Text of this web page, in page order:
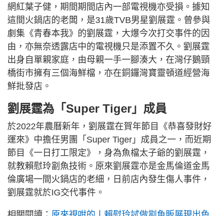
網紅葉子健，期間期間店內一部電視機亦受損。據知
這間火鍋店的老闆，是31歲TVB男星劉展霆。曾參與
劇集《青春本我》的劉展霆，大爆今次打交事件的因
由，亦無奈透露店中的電視機只是添置不久。劉展霆
出身自單親家庭，由母親一手一腳湊大，在灣仔鵝頸
橋街市擁有三個海鮮檔，亦在銅鑼灣寶靈頓道經營海
鮮批發店。
劉展霆為「Super Tiger」成員
於2022年農曆新年，劉展霆在賀年節目《恭喜發財好
運來》中擔任男團「Super Tiger」成員之一，而近期
節目《一日打工限定》，身為魚檔太子爺的劉展霆，
就教賴慰玲劏魚技術。原來劉展霆亦是金馬倫道金馬
倫廣場一間火鍋店的老細，日前店內發生傷人事件，
劉展霆就於IG交代事件。